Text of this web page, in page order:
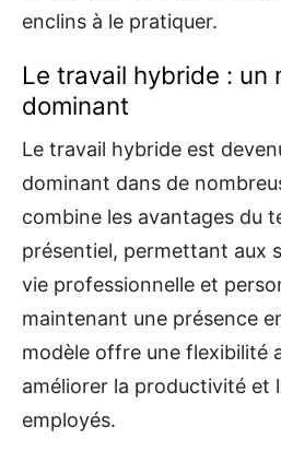
enclins à le pratiquer.
Le travail hybride : un
dominant
Le travail hybride est
dominant dans de
combine les avantages du
présentiel, permettant aux
vie professionnelle et
maintenant une présence
modèle offre une flexibilité
améliorer la productivité et
employés.